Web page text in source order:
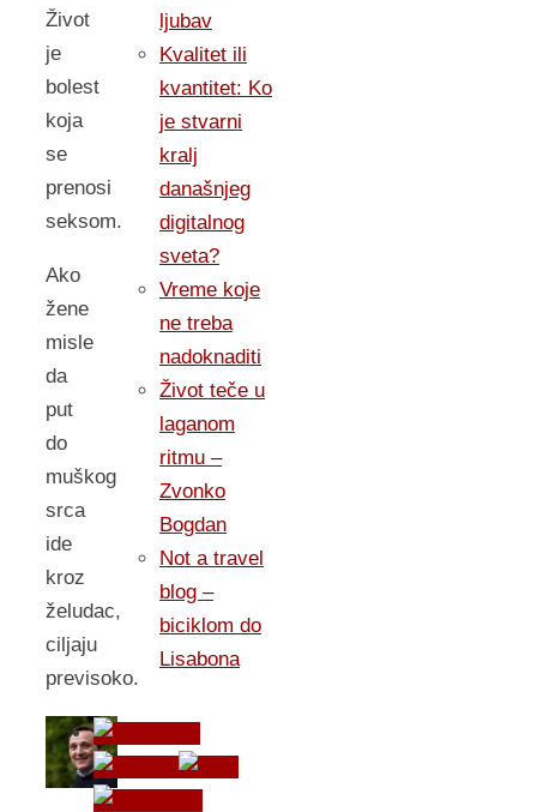
Život
je
bolest
koja
se
prenosi
seksom.
Ako
žene
misle
da
put
do
muškog
srca
ide
kroz
želudac,
ciljaju
previsoko.
ljubav
Kvalitet ili
kvantitet: Ko
je stvarni
kralj
današnjeg
digitalnog
sveta?
Vreme koje
ne treba
nadoknaditi
Život teče u
laganom
ritmu –
Zvonko
Bogdan
Not a travel
blog –
biciklom do
Lisabona